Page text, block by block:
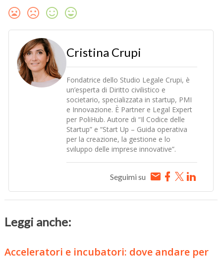
Cristina Crupi
Fondatrice dello Studio Legale Crupi, è
un’esperta di Diritto civilistico e
societario, specializzata in startup, PMI
e Innovazione. È Partner e Legal Expert
per PoliHub. Autore di “Il Codice delle
Startup” e “Start Up – Guida operativa
per la creazione, la gestione e lo
sviluppo delle imprese innovative”.
Seguimi su
Leggi anche:
Acceleratori e incubatori: dove andare per